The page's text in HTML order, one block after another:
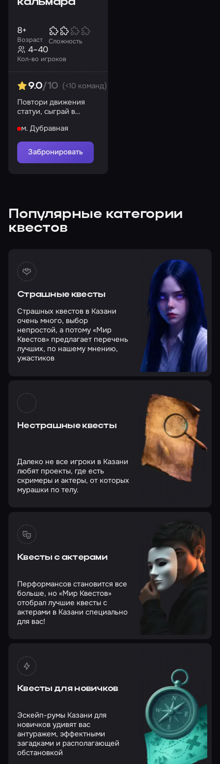
Возраст
8+
Сложность
Кол-во игроков
4–40
9.0/10 (<10 команд)
Повтори движения
статуи, сыграй в
попробуй сахарные соты
м. Дубравная
Забронировать
Популярные категории
квестов
Страшные квесты
Страшных квестов в Казани
очень много, выбор
непростой, а потому «Мир
Квестов» предлагает перечень
лучших, по нашему мнению,
ужастиков
Нестрашные квесты
Далеко не все игроки в Казани
любят проекты, где есть
скримеры и актеры, от которых
мурашки по телу.
Квесты с актерами
Перформансов становится все
больше, но «Мир Квестов»
отобрал лучшие квесты с
актерами в Казани специально
для вас!
Квесты для новичков
Эскейп-румы Казани для
новичков удивят вас
антуражем, эффектными
загадками и располагающей
обстановкой